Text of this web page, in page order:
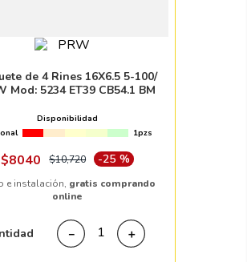
de 4 Rines 16X6.5 5-100/
Mod: 5234 ET39 CB54.1 BM
Disponibilidad
1pzs
$8040 $10,720 -25 %
e instalación, gratis comprando
online
＋
－